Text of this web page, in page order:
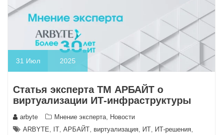
31 Июл 2025
Статья эксперта ТМ АРБАЙТ о
виртуализации ИТ-инфраструктуры
arbyte Мнение эксперта, Новости
ARBYTE, IT, АРБАЙТ, виртуализация, ИТ, ИТ-решения,